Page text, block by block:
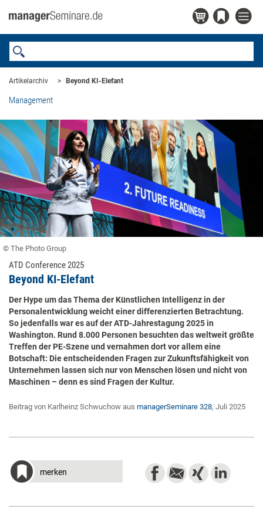
Artikelarchiv Beyond KI-Elefant
Management
© The Photo Group
ATD Conference 2025
Beyond KI-Elefant
Der Hype um das Thema der Künstlichen Intelligenz in der
Personalentwicklung weicht einer differenzierten Betrachtung.
So jedenfalls war es auf der ATD-Jahrestagung 2025 in
Washington. Rund 8.000 Personen besuchten das weltweit größte
Treffen der PE-Szene und vernahmen dort vor allem eine
Botschaft: Die entscheidenden Fragen zur Zukunftsfähigkeit von
Unternehmen lassen sich nur von Menschen lösen und nicht von
Maschinen – denn es sind Fragen der Kultur.
Beitrag von Karlheinz Schwuchow aus managerSeminare 328, Juli 2025
merken